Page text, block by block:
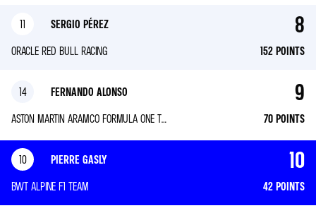
8
11
ORACLE RED BULL RACING
SERGIO PÉREZ
152 POINTS
9
14
ASTON MARTIN ARAMCO FORMULA ONE TEAM
FERNANDO ALONSO
70 POINTS
10
10
BWT ALPINE F1 TEAM
PIERRE GASLY
42 POINTS